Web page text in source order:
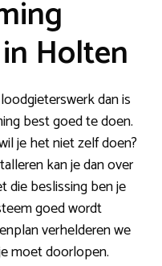
Holten
dan is
best goed te doen.
je het niet zelf doen?
kan je dan over
die beslissing ben je
goed wordt
verhelderen we
moet doorlopen.